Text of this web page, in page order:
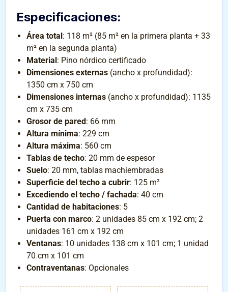
Especificaciones:
Área total : 118 m² (85 m² en la primera planta + 33
m² en la segunda planta)
Material : Pino nórdico certificado
Dimensiones externas (ancho x profundidad):
1350 cm x 750 cm
Dimensiones internas (ancho x profundidad): 1135
cm x 735 cm
Grosor de pared : 66 mm
Altura mínima: 229 cm
Altura máxima: 560 cm
Tablas de techo: 20 mm de espesor
Suelo: 20 mm, tablas machiembradas
Superficie del techo a cubrir: 125 m²
Excediendo el techo / fachada: 40 cm
Cantidad de habitaciones: 5
Puerta con marco: 2 unidades 85 cm x 192 cm; 2
unidades 161 cm x 192 cm
Ventanas: 10 unidades 138 cm x 101 cm; 1 unidad
70 cm x 101 cm
Contraventanas: Opcionales